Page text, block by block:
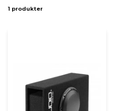
1 produkter